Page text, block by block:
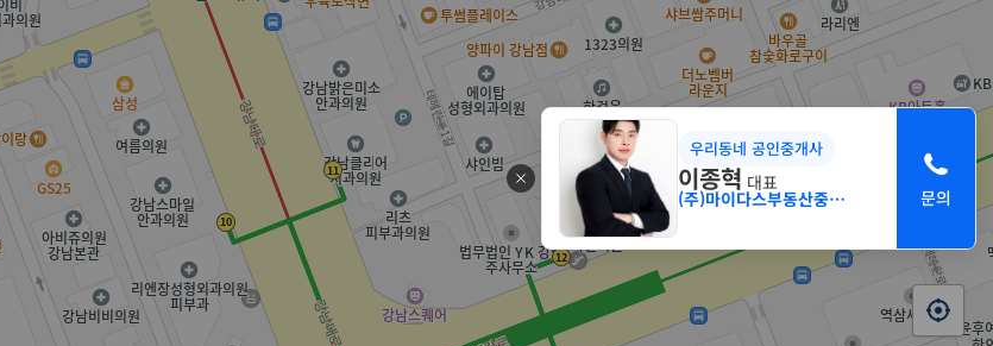
우리동네 공인중개사
이종혁 대표
(주)마이다스부동산중개법인 서초